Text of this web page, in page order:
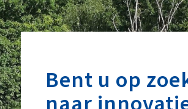
Bent u op